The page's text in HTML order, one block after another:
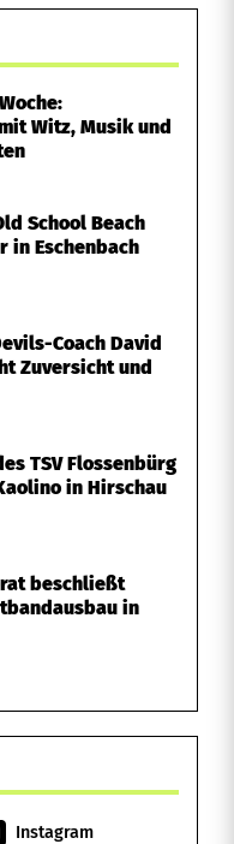
Witz, Musik und
School Beach
in Eschenbach
Coach David
Zuversicht und
TSV Flossenbürg
in Hirschau
beschließt
in
Instagram